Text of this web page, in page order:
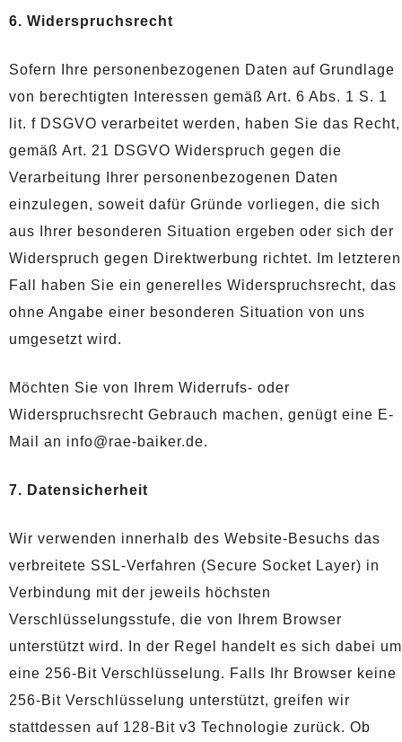
6. Widerspruchsrecht
Sofern Ihre personenbezogenen Daten auf Grundlage
von berechtigten Interessen gemäß Art. 6 Abs. 1 S. 1
lit. f DSGVO verarbeitet werden, haben Sie das Recht,
gemäß Art. 21 DSGVO Widerspruch gegen die
Verarbeitung Ihrer personenbezogenen Daten
einzulegen, soweit dafür Gründe vorliegen, die sich
aus Ihrer besonderen Situation ergeben oder sich der
Widerspruch gegen Direktwerbung richtet. Im letzteren
Fall haben Sie ein generelles Widerspruchsrecht, das
ohne Angabe einer besonderen Situation von uns
umgesetzt wird.
Möchten Sie von Ihrem Widerrufs- oder
Widerspruchsrecht Gebrauch machen, genügt eine E-
Mail an info@rae-baiker.de.
7. Datensicherheit
Wir verwenden innerhalb des Website-Besuchs das
verbreitete SSL-Verfahren (Secure Socket Layer) in
Verbindung mit der jeweils höchsten
Verschlüsselungsstufe, die von Ihrem Browser
unterstützt wird. In der Regel handelt es sich dabei um
eine 256-Bit Verschlüsselung. Falls Ihr Browser keine
256-Bit Verschlüsselung unterstützt, greifen wir
stattdessen auf 128-Bit v3 Technologie zurück. Ob